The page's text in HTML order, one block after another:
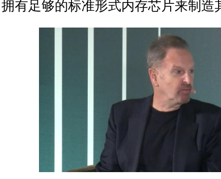
拥有足够的标准形式内存芯片来制造